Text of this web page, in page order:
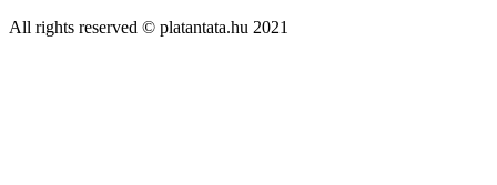
All rights reserved © platantata.hu 2021